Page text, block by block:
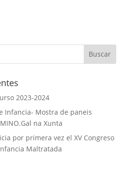
2023-2024
Infancia- Mostra de paneis
na Xunta
por primera vez el XV Congreso
Maltratada